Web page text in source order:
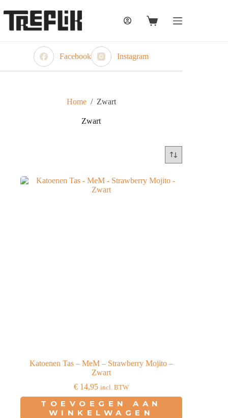
naar
inhoud
Winkelwagen
Facebook Instagram
Home / Zwart
Zwart
Katoenen Tas – MeM – Strawberry Mojito –
Zwart
€ 14,95 incl. BTW
TOEVOEGEN AAN
WINKELWAGEN